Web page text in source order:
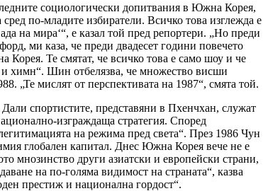
социологически допитвания в Южна Корея,
по-младите избиратели. Всичко това изглежда е
на мира‘“, е казал той пред репортери. „Но преди
ми каза, че преди двадесет години повечето
Те смятат, че всичко това е само шоу и че
химн“. Шин отбелязва, че множество висши
„Те мислят от перспективата на 1987“, смята той.
спортистите, представяни в Пхенчхан, служат
изграждаща стратегия. Според
на режима пред света“. През 1986 Чун
глобален капитал. Днес Южна Корея вече не е
мнозинство други азиатски и европейски страни,
на по-голяма видимост на страната“, казва
престиж и национална гордост“.